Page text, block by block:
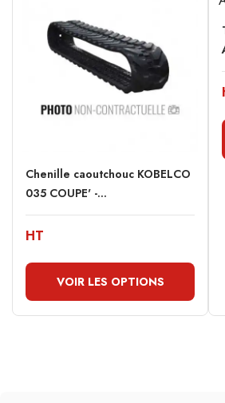
Chenille caoutchouc KOBELCO
035 COUPE' -...
HT
VOIR LES OPTIONS